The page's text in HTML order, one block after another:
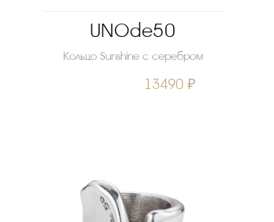
UNOde50
Кольцо Sunshine с серебром
13490 ₽